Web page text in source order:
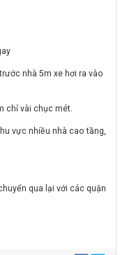
nhà 5m xe hơi ra vào
chỉ vài chục mét.
vực nhiều nhà cao tầng,
qua lại với các quận